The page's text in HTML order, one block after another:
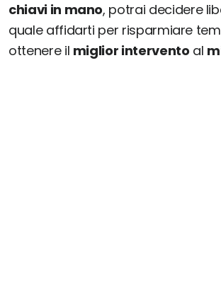
chiavi in mano, potrai decidere
quale affidarti per risparmiare
ottenere il miglior intervento al